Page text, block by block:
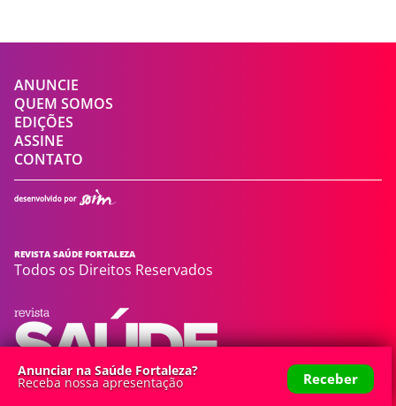
Anunciar na Saúde Fortaleza?
Receba nossa apresentação Receber
ANUNCIE
QUEM SOMOS
EDIÇÕES
ASSINE
CONTATO
REVISTA SAÚDE FORTALEZA
Todos os Direitos Reservados